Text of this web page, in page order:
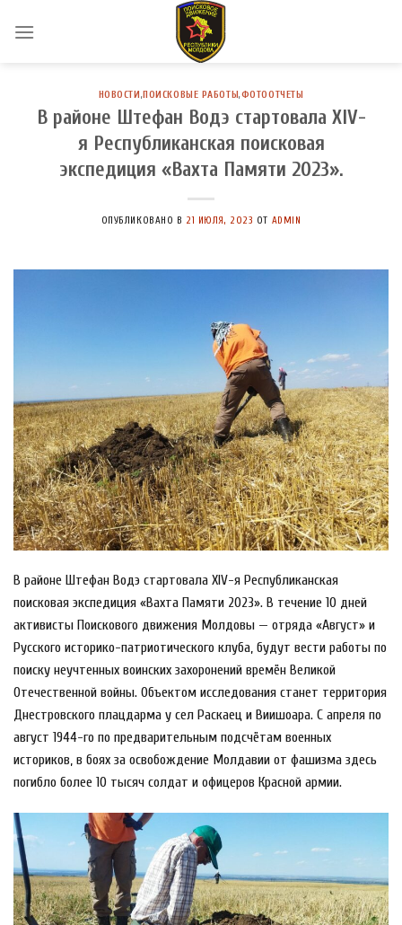
НОВОСТИ,ПОИСКОВЫЕ РАБОТЫ,ФОТООТЧЕТЫ
В районе Штефан Водэ стартовала XIV-
я Республиканская поисковая
экспедиция «Вахта Памяти 2023».
ОПУБЛИКОВАНО В 21 ИЮЛЯ, 2023 ОТ ADMIN
В районе Штефан Водэ стартовала XIV-я Республиканская
поисковая экспедиция «Вахта Памяти 2023». В течение 10 дней
активисты Поискового движения Молдовы — отряда «Август» и
Русского историко-патриотического клуба, будут вести работы по
поиску неучтенных воинских захоронений времён Великой
Отечественной войны. Объектом исследования станет территория
Днестровского плацдарма у сел Раскаец и Виишоара. С апреля по
август 1944-го по предварительным подсчётам военных
историков, в боях за освобождение Молдавии от фашизма здесь
погибло более 10 тысяч солдат и офицеров Красной армии.